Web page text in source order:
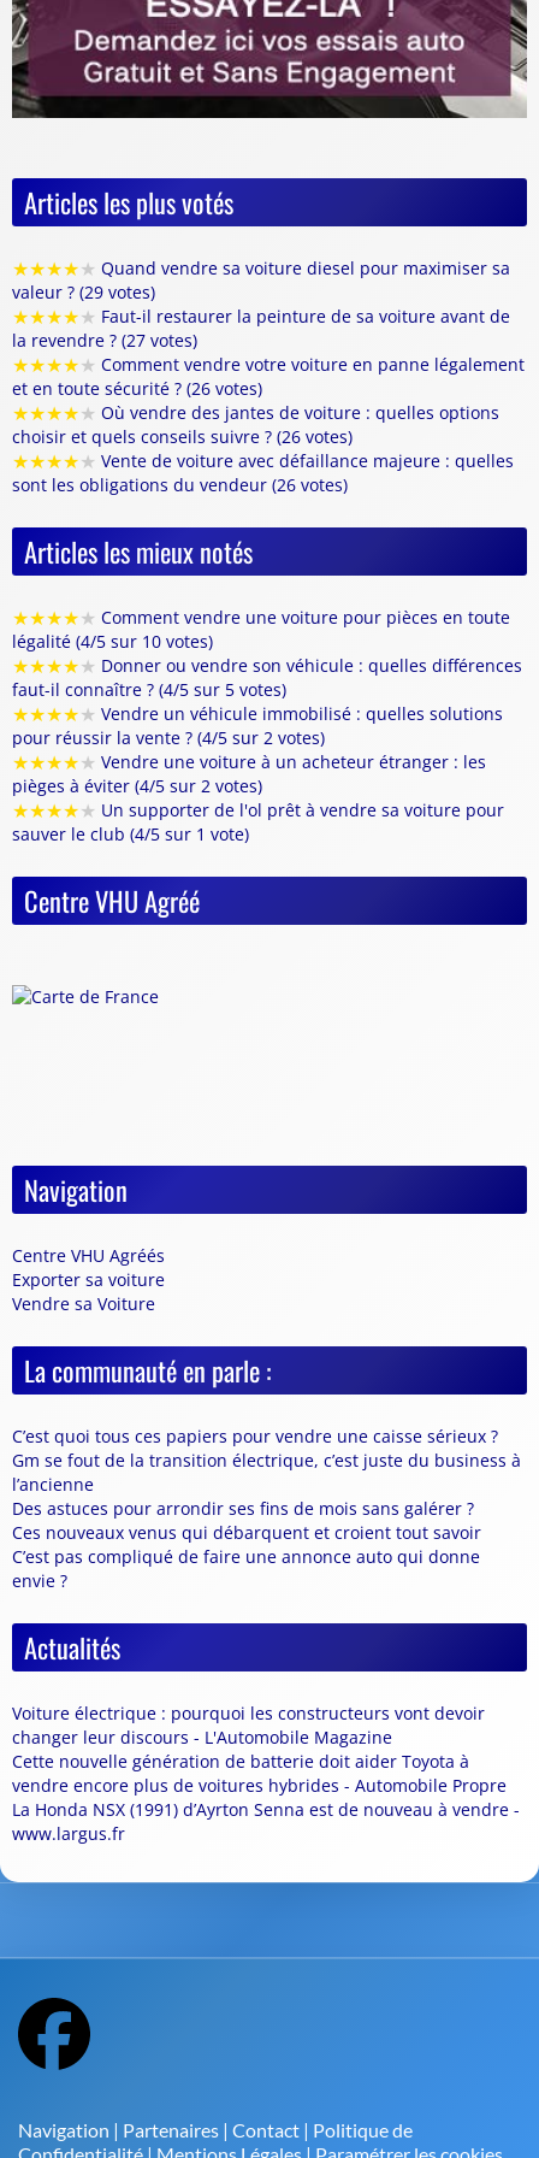
Articles les plus votés
★★★★★ Quand vendre sa voiture diesel pour maximiser sa
valeur ? (29 votes)
★★★★★ Faut-il restaurer la peinture de sa voiture avant de
la revendre ? (27 votes)
★★★★★ Comment vendre votre voiture en panne légalement
et en toute sécurité ? (26 votes)
★★★★★ Où vendre des jantes de voiture : quelles options
choisir et quels conseils suivre ? (26 votes)
★★★★★ Vente de voiture avec défaillance majeure : quelles
sont les obligations du vendeur (26 votes)
Articles les mieux notés
★★★★★ Comment vendre une voiture pour pièces en toute
légalité (4/5 sur 10 votes)
★★★★★ Donner ou vendre son véhicule : quelles différences
faut-il connaître ? (4/5 sur 5 votes)
★★★★★ Vendre un véhicule immobilisé : quelles solutions
pour réussir la vente ? (4/5 sur 2 votes)
★★★★★ Vendre une voiture à un acheteur étranger : les
pièges à éviter (4/5 sur 2 votes)
★★★★★ Un supporter de l'ol prêt à vendre sa voiture pour
sauver le club (4/5 sur 1 vote)
Centre VHU Agréé
Navigation
Centre VHU Agréés
Exporter sa voiture
Vendre sa Voiture
La communauté en parle :
C’est quoi tous ces papiers pour vendre une caisse sérieux ?
Gm se fout de la transition électrique, c’est juste du business à
l’ancienne
Des astuces pour arrondir ses fins de mois sans galérer ?
Ces nouveaux venus qui débarquent et croient tout savoir
C’est pas compliqué de faire une annonce auto qui donne
envie ?
Actualités
Voiture électrique : pourquoi les constructeurs vont devoir
changer leur discours - L'Automobile Magazine
Cette nouvelle génération de batterie doit aider Toyota à
vendre encore plus de voitures hybrides - Automobile Propre
La Honda NSX (1991) d’Ayrton Senna est de nouveau à vendre -
www.largus.fr
Navigation | Partenaires | Contact | Politique de